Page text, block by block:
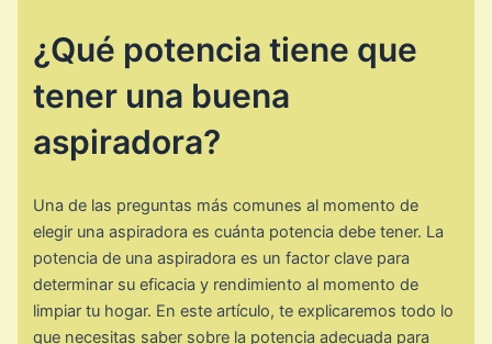
¿Qué potencia tiene que
tener una buena
aspiradora?
Una de las preguntas más comunes al momento de
elegir una aspiradora es cuánta potencia debe tener. La
potencia de una aspiradora es un factor clave para
determinar su eficacia y rendimiento al momento de
limpiar tu hogar. En este artículo, te explicaremos todo lo
que necesitas saber sobre la potencia adecuada para